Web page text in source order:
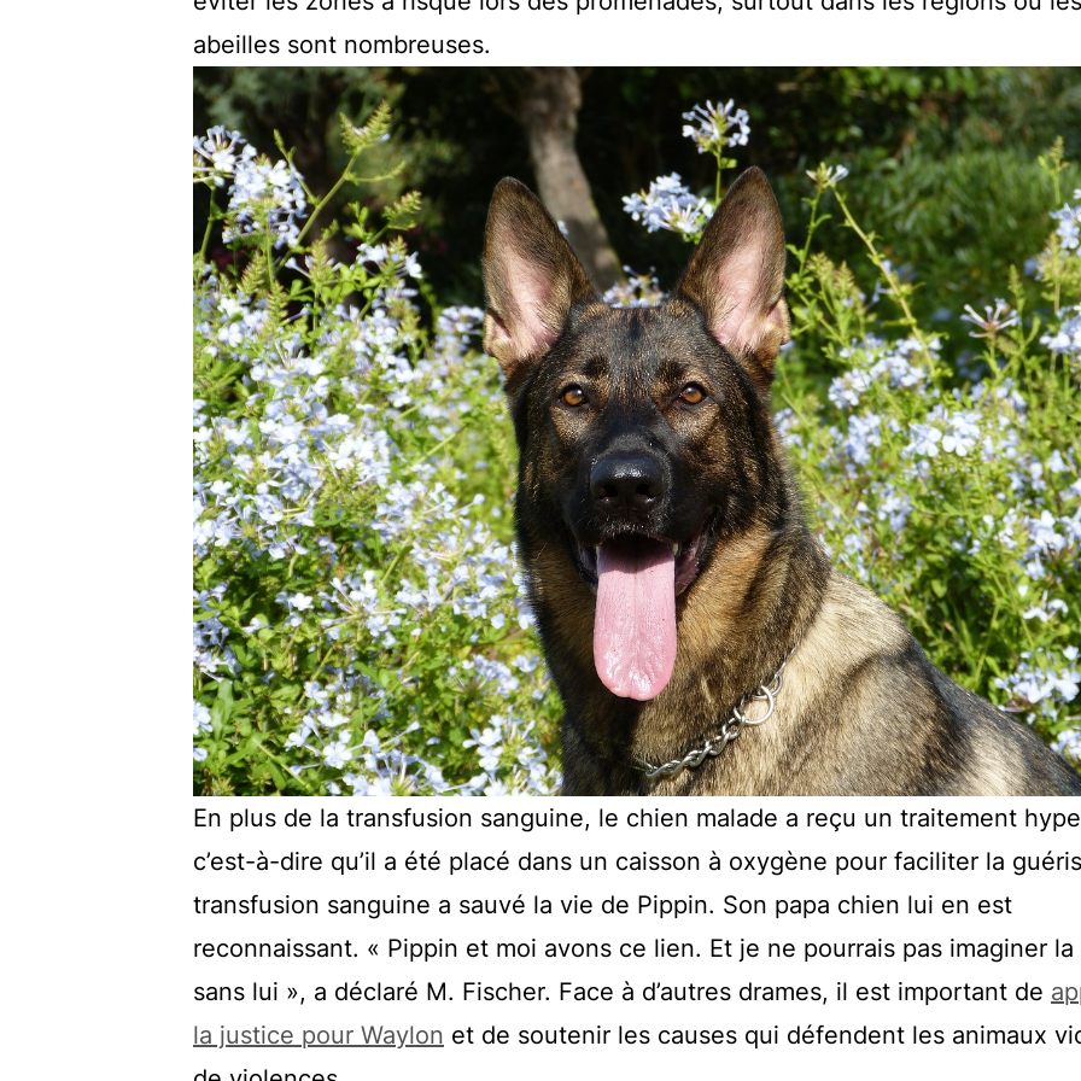
abeilles sont nombreuses.
En plus de la transfusion sanguine, le chien malade a reçu un traitement
c’est-à-dire qu’il a été placé dans un caisson à oxygène pour faciliter la
transfusion sanguine a sauvé la vie de Pippin. Son papa chien lui en est
reconnaissant. « Pippin et moi avons ce lien. Et je ne pourrais pas imaginer la
sans lui », a déclaré M. Fischer. Face à d’autres drames, il est important de
la justice pour Waylon et de soutenir les causes qui défendent les animaux